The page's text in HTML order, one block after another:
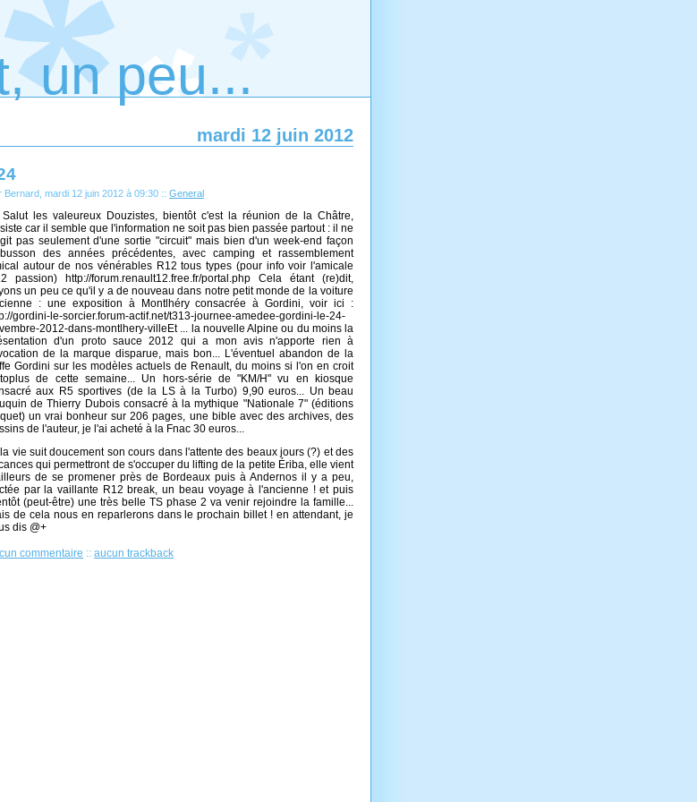
un peu...
mardi 12 juin 2012
Bernard, mardi 12 juin 2012 à 09:30 :: General
Salut les valeureux Douzistes, bientôt c'est la réunion de la Châtre,
car il semble que l'information ne soit pas bien passée partout : il ne
pas seulement d'une sortie "circuit" mais bien d'un week-end façon
des années précédentes, avec camping et rassemblement
autour de nos vénérables R12 tous types (pour info voir l'amicale
passion) http://forum.renault12.free.fr/portal.php Cela étant (re)dit,
un peu ce qu'il y a de nouveau dans notre petit monde de la voiture
: une exposition à Montlhéry consacrée à Gordini, voir ici :
gordini-le-sorcier.forum-actif.net/t313-journee-amedee-gordini-le-24-
2012-dans-montlhery-villeEt ... la nouvelle Alpine ou du moins la
d'un proto sauce 2012 qui a mon avis n'apporte rien à
de la marque disparue, mais bon... L'éventuel abandon de la
Gordini sur les modèles actuels de Renault, du moins si l'on en croit
de cette semaine... Un hors-série de "KM/H" vu en kiosque
aux R5 sportives (de la LS à la Turbo) 9,90 euros... Un beau
de Thierry Dubois consacré à la mythique "Nationale 7" (éditions
un vrai bonheur sur 206 pages, une bible avec des archives, des
de l'auteur, je l'ai acheté à la Fnac 30 euros...
vie suit doucement son cours dans l'attente des beaux jours (?) et des
qui permettront de s'occuper du lifting de la petite Ériba, elle vient
de se promener près de Bordeaux puis à Andernos il y a peu,
par la vaillante R12 break, un beau voyage à l'ancienne ! et puis
(peut-être) une très belle TS phase 2 va venir rejoindre la famille...
de cela nous en reparlerons dans le prochain billet ! en attendant, je
dis @+
commentaire :: aucun trackback